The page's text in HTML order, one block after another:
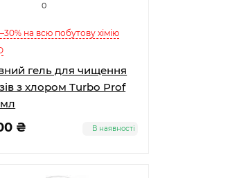
0
на всю побутову хімію
гель для чищення
з хлором Turbo Prof
₴ В наявності